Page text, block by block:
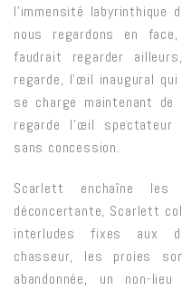
l’immensité labyrinthique
nous regardons en
faudrait regarder
regarde, l’œil inaugural
se charge maintenant
regarde l’œil
sans concession.
Scarlett enchaîne
déconcertante, Scarlett
interludes fixes aux
chasseur, les proies
abandonnée, un non-